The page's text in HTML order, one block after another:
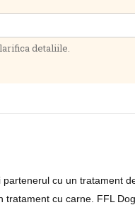
detaliile.
cu un tratament
cu carne. FFL